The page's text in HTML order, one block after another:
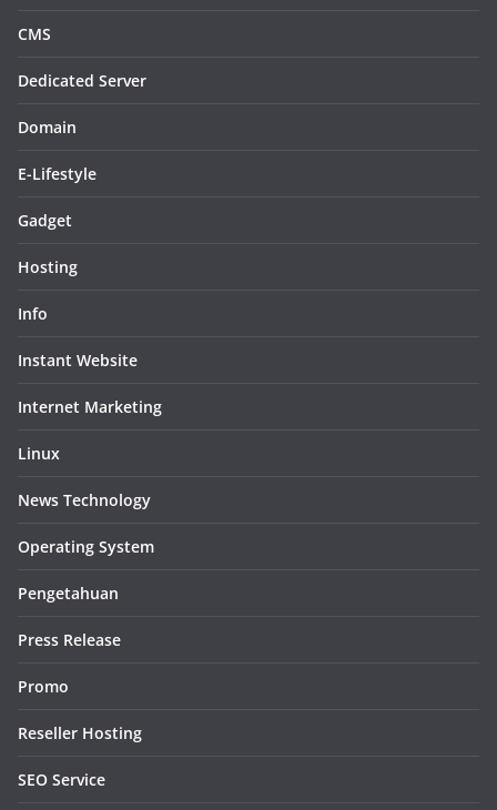
CMS
Dedicated Server
Domain
E-Lifestyle
Gadget
Hosting
Info
Instant Website
Internet Marketing
Linux
News Technology
Operating System
Pengetahuan
Press Release
Promo
Reseller Hosting
SEO Service